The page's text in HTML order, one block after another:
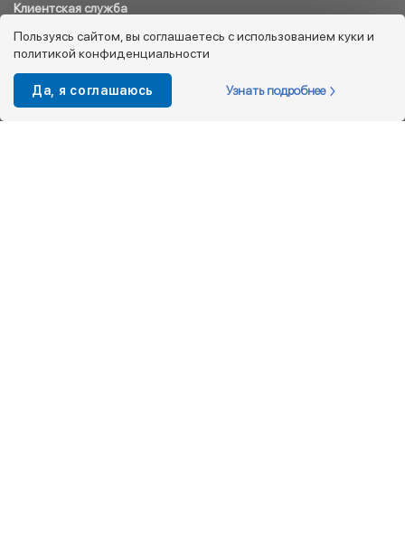
Клиентская служба
8 800 333 08 45
info@kotofey.ru
Магазины в Москва (50)
Пользуясь сайтом, вы соглашаетесь с использованием куки и
политикой конфиденциальности
Да, я соглашаюсь Узнать подробнее